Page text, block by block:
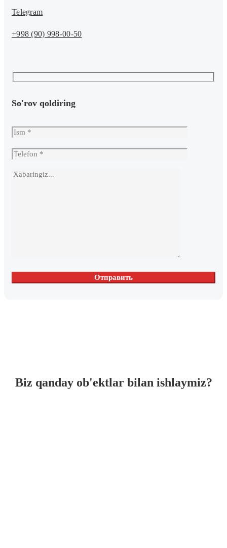
Telegram
+998 (90) 998-00-50
So'rov qoldiring
Biz qanday ob'ektlar bilan ishlaymiz?